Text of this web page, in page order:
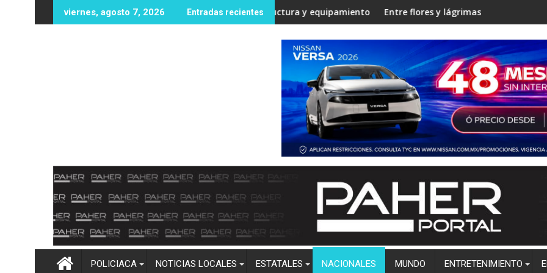
al
viernes, agosto 7, 2026 Entradas recientes
oportunidades educativas con posible sede de la UPES en Angostura
UAS fortalece infraestructura y equipamiento en la Unidad Regional Centro Norte rumbo al ciclo escolar
Entre flores y lágrimas, familiares y amigos despiden a
POLICIACA NOTICIAS LOCALES ESTATALES NACIONALES MUNDO ENTRETENIMIENTO